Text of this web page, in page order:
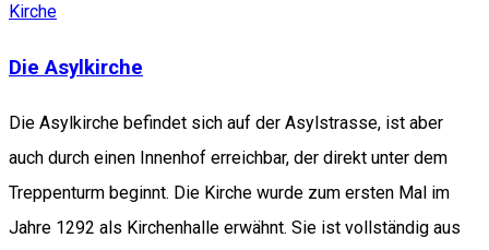
Kirche
Die Asylkirche
Die Asylkirche befindet sich auf der Asylstrasse, ist aber
auch durch einen Innenhof erreichbar, der direkt unter dem
Treppenturm beginnt. Die Kirche wurde zum ersten Mal im
Jahre 1292 als Kirchenhalle erwähnt. Sie ist vollständig aus